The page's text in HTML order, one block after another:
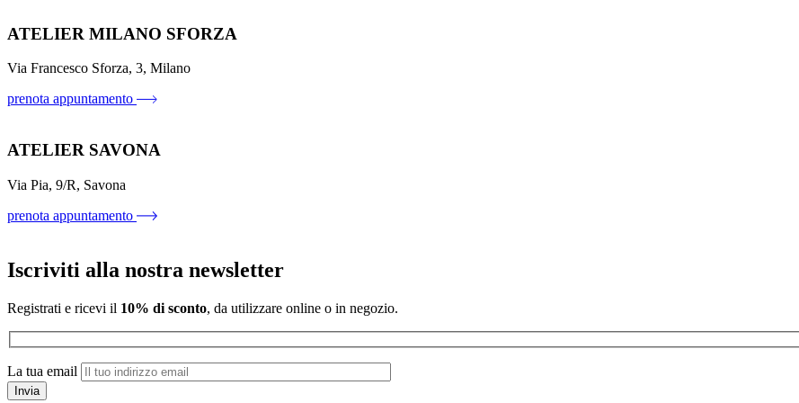
ATELIER MILANO SFORZA
Via Francesco Sforza, 3, Milano
prenota appuntamento
ATELIER SAVONA
Via Pia, 9/R, Savona
prenota appuntamento
Iscriviti alla nostra newsletter
Registrati e ricevi il 10% di sconto, da utilizzare online o in negozio.
La tua email